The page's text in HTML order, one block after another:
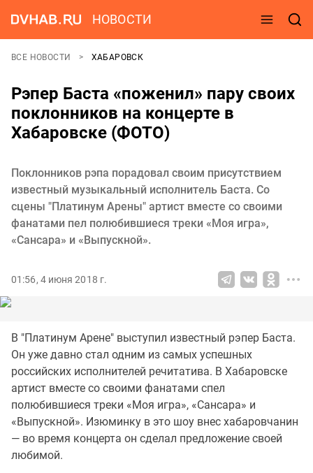
НОВОСТИ
ВСЕ НОВОСТИ ХАБАРОВСК
Рэпер Баста «поженил» пару своих
поклонников на концерте в
Хабаровске (ФОТО)
Поклонников рэпа порадовал своим присутствием
известный музыкальный исполнитель Баста. Со
сцены "Платинум Арены" артист вместе со своими
фанатами пел полюбившиеся треки «Моя игра»,
«Сансара» и «Выпускной».
01:56, 4 июня 2018 г.
В "Платинум Арене" выступил известный рэпер Баста.
Он уже давно стал одним из самых успешных
российских исполнителей речитатива. В Хабаровске
артист вместе со своими фанатами спел
полюбившиеся треки «Моя игра», «Сансара» и
«Выпускной». Изюминку в это шоу внес хабаровчанин
— во время концерта он сделал предложение своей
любимой.